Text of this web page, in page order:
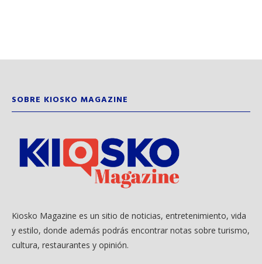
SOBRE KIOSKO MAGAZINE
Kiosko Magazine es un sitio de noticias, entretenimiento, vida
y estilo, donde además podrás encontrar notas sobre turismo,
cultura, restaurantes y opinión.